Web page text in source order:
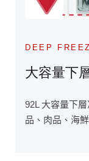
DEEP
大容量下
92L 大容量下
品、肉品、海